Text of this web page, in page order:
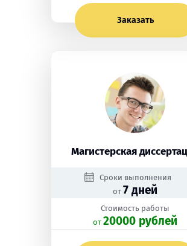
Заказать
Магистерская
Сроки выполнения
от 7 дней
Стоимость работы
oт 20000 рублей